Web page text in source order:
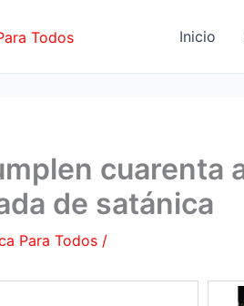
Inicio
cuarenta
de satánica
Para Todos /